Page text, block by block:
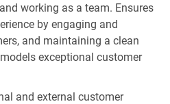
working as a team. Ensures
by engaging and
and maintaining a clean
exceptional customer
and external customer